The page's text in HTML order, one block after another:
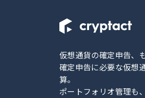
仮想通貨の確定申告、
確定申告に必要な仮想
算。
ポートフォリオ管理も